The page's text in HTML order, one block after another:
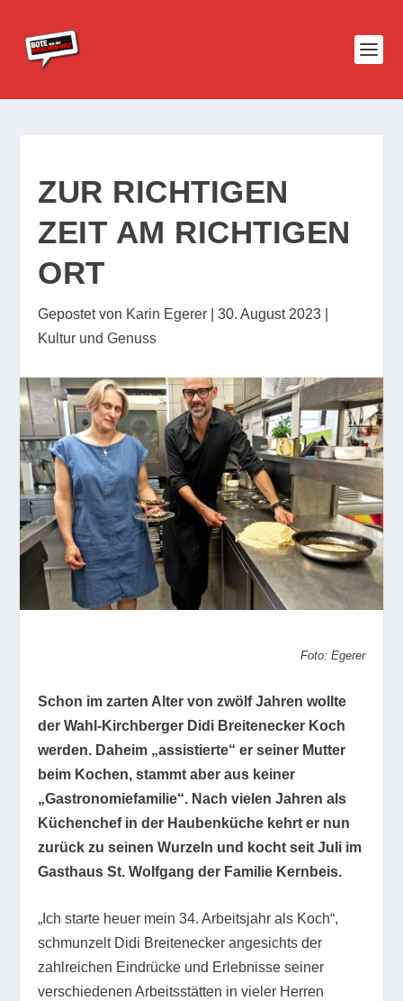
ZUR RICHTIGEN
ZEIT AM RICHTIGEN
ORT
Gepostet von Karin Egerer |30. August 2023
Kultur und Genuss
Foto: Egerer
Schon im zarten Alter von zwölf Jahren wollte
der Wahl-Kirchberger Didi Breitenecker Koch
werden. Daheim „assistierte“ er seiner Mutter
beim Kochen, stammt aber aus keiner
„Gastronomiefamilie“. Nach vielen Jahren als
Küchenchef in der Haubenküche kehrt er nun
zurück zu seinen Wurzeln und kocht seit Juli im
Gasthaus St. Wolfgang der Familie Kernbeis.
„Ich starte heuer mein 34. Arbeitsjahr als Koch“,
schmunzelt Didi Breitenecker angesichts der
zahlreichen Eindrücke und Erlebnisse seiner
verschiedenen Arbeitsstätten in vieler Herren